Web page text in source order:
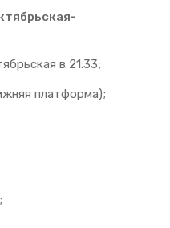
в 21:33;
платформа);